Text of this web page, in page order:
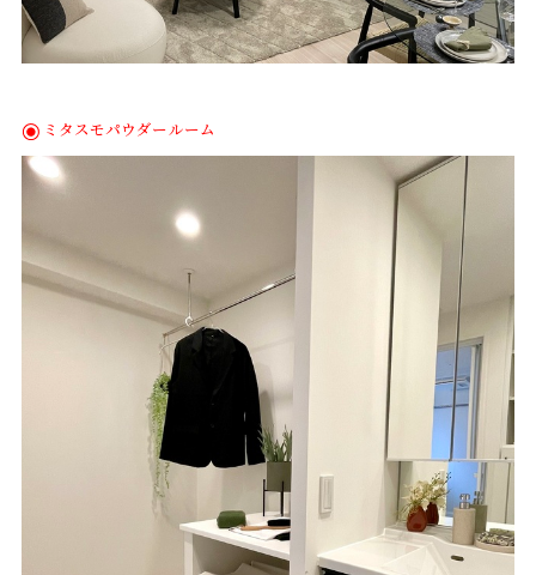
ミタスモパウダールーム